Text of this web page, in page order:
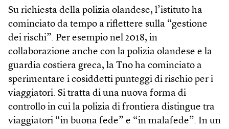
Su richiesta della polizia olandese, l’istituto ha
cominciato da tempo a riflettere sulla “gestione
dei rischi”. Per esempio nel 2018, in
collaborazione anche con la polizia olandese e la
guardia costiera greca, la Tno ha cominciato a
sperimentare i cosiddetti punteggi di rischio per i
viaggiatori. Si tratta di una nuova forma di
controllo in cui la polizia di frontiera distingue tra
viaggiatori “in buona fede” e “in malafede”. In un